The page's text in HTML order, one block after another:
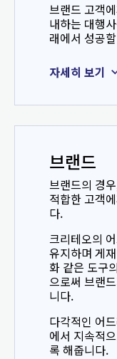
브랜드 고객
내하는 대행
래에서 성공
자세히 보기
브랜드
브랜드의 경
적합한 고객
다.
크리테오의
유지하며 게
화 같은 도구
으로써 브랜
니다.
다각적인 어
에서 지속적
록 해줍니다.